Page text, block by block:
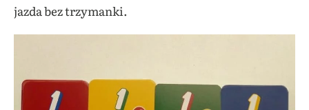
jazda bez trzymanki.